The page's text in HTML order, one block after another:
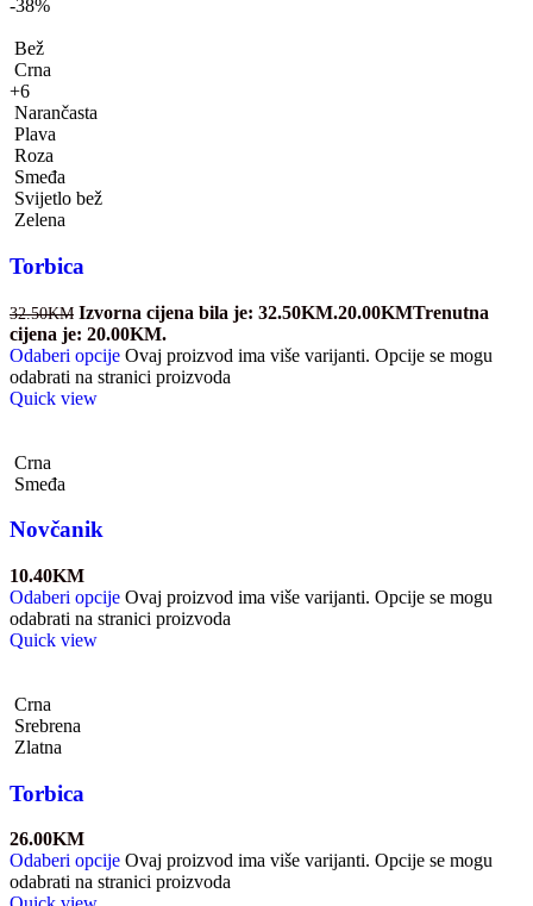
-38%
Bež
Crna
+6
Narančasta
Plava
Roza
Smeđa
Svijetlo bež
Zelena
Torbica
32.50KM Izvorna cijena bila je: 32.50KM.20.00KMTrenutna
cijena je: 20.00KM.
Odaberi opcije Ovaj proizvod ima više varijanti. Opcije se mogu
odabrati na stranici proizvoda
Quick view
Crna
Smeđa
Novčanik
10.40KM
Odaberi opcije Ovaj proizvod ima više varijanti. Opcije se mogu
odabrati na stranici proizvoda
Quick view
Crna
Srebrena
Zlatna
Torbica
26.00KM
Odaberi opcije Ovaj proizvod ima više varijanti. Opcije se mogu
odabrati na stranici proizvoda